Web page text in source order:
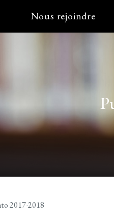
Nous rejoindre
2017-2018